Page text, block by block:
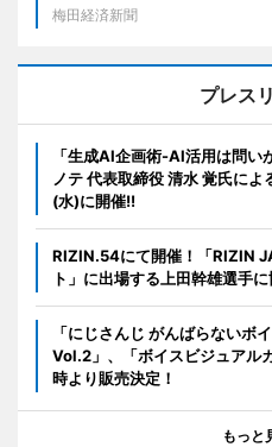
梅田経済新聞
プレス
「生成AI企画術-AI活用は問い
ノテ 代表取締役 清水 覚氏に
(水)に開催!!
RIZIN.54にて開催！「RIZIN
ト」に出場する上田幹雄選手に
「にじさんじ がんばらないボ
Vol.2」、「ボイスビジュア
時より販売決定！
もっと